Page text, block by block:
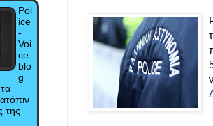
Pol
ice
-
Voi
ce
blo
g
της